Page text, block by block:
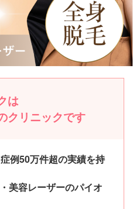
は
クリニックです
例50万件超の実績を持
美容レーザーのパイオ